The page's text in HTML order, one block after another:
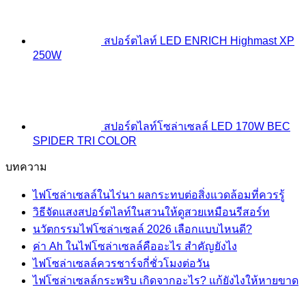
สปอร์ตไลท์ LED ENRICH Highmast XP
250W
สปอร์ตไลท์โซล่าเซลล์ LED 170W BEC
SPIDER TRI COLOR
บทความ
ไฟโซล่าเซลล์ในไร่นา ผลกระทบต่อสิ่งแวดล้อมที่ควรรู้
วิธีจัดแสงสปอร์ตไลท์ในสวนให้ดูสวยเหมือนรีสอร์ท
นวัตกรรมไฟโซล่าเซลล์ 2026 เลือกแบบไหนดี?
ค่า Ah ในไฟโซล่าเซลล์คืออะไร สำคัญยังไง
ไฟโซล่าเซลล์ควรชาร์จกี่ชั่วโมงต่อวัน
ไฟโซล่าเซลล์กระพริบ เกิดจากอะไร? แก้ยังไงให้หายขาด